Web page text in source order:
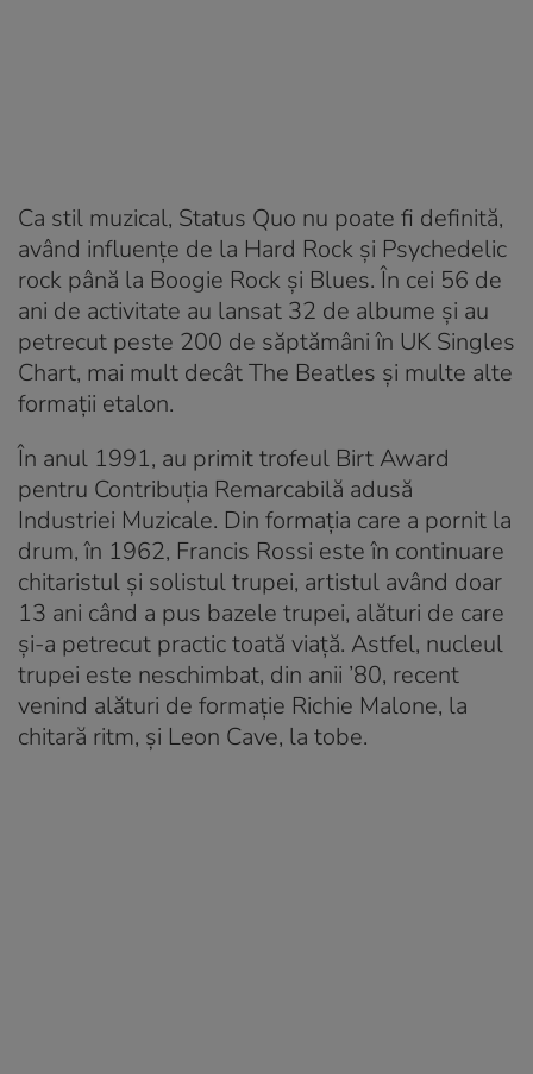
Ca stil muzical, Status Quo nu poate fi definită,
având influențe de la Hard Rock și Psychedelic
rock până la Boogie Rock și Blues. În cei 56 de
ani de activitate au lansat 32 de albume și au
petrecut peste 200 de săptămâni în UK Singles
Chart, mai mult decât The Beatles și multe alte
formații etalon.
În anul 1991, au primit trofeul Birt Award
pentru Contribuția Remarcabilă adusă
Industriei Muzicale. Din formația care a pornit la
drum, în 1962, Francis Rossi este în continuare
chitaristul și solistul trupei, artistul având doar
13 ani când a pus bazele trupei, alături de care
și-a petrecut practic toată viață. Astfel, nucleul
trupei este neschimbat, din anii ’80, recent
venind alături de formație Richie Malone, la
chitară ritm, și Leon Cave, la tobe.